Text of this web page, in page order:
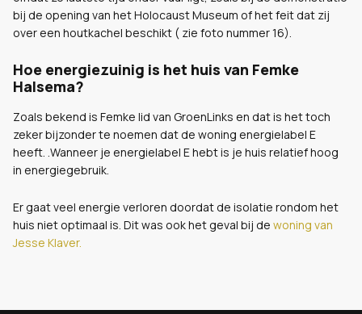
bij de opening van het Holocaust Museum of het feit dat zij
over een houtkachel beschikt ( zie foto nummer 16).
Hoe energiezuinig is het huis van Femke
Halsema?
Zoals bekend is Femke lid van GroenLinks en dat is het toch
zeker bijzonder te noemen dat de woning energielabel E
heeft. .Wanneer je energielabel E hebt is je huis relatief hoog
in energiegebruik.
Er gaat veel energie verloren doordat de isolatie rondom het
huis niet optimaal is. Dit was ook het geval bij de woning van
Jesse Klaver.